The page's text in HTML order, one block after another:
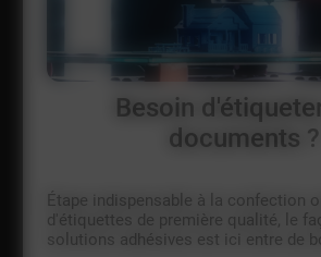
Besoin
documents ?
Étape indispensable à la confection
d'étiquettes de première qualité, le
solutions adhésives est ici entre de